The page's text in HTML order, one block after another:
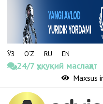
ЎЗ O‘Z RU EN
24/7 ҳуқуқий маслаҳат
Maxsus